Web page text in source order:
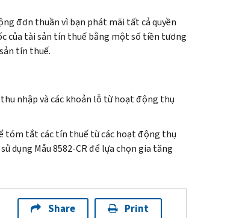
đơn thuần vì bạn phát mãi tất cả quyền
của tài sản tín thuế bằng một số tiền tương
tín thuế.
nhập và các khoản lỗ từ hoạt động thụ
tóm tắt các tín thuế từ các hoạt động thụ
dụng Mẫu 8582-CRđể lựa chọn gia tăng
Share Print